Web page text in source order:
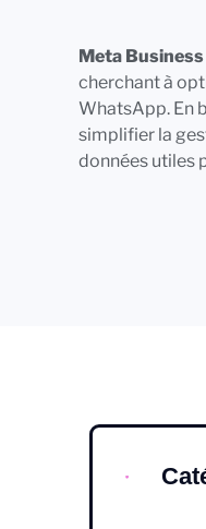
Meta
cherchant à
WhatsApp. En
simplifier la
données utiles